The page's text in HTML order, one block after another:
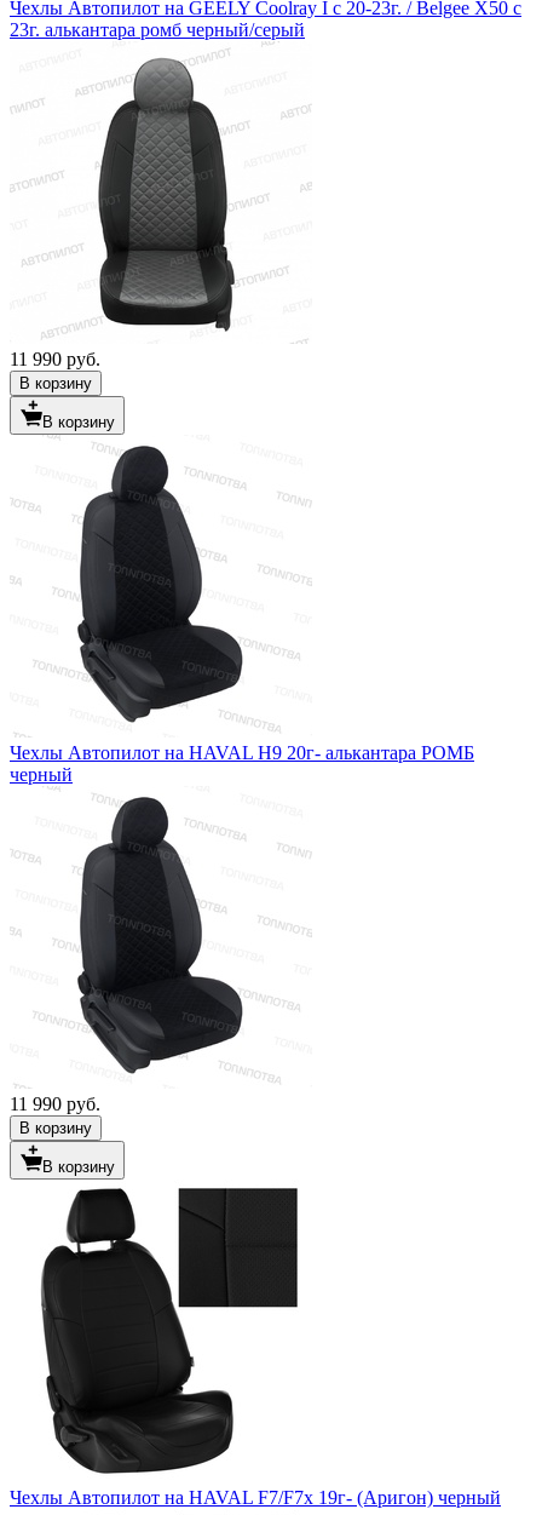
Чехлы Автопилот на GEELY Coolray I с 20-23г. / Belgee X50 с
23г. алькантара ромб черный/серый
11 990 руб.
В корзину
В корзину
Чехлы Автопилот на HAVAL H9 20г- алькантара РОМБ
черный
11 990 руб.
В корзину
В корзину
Чехлы Автопилот на HAVAL F7/F7x 19г- (Аригон) черный